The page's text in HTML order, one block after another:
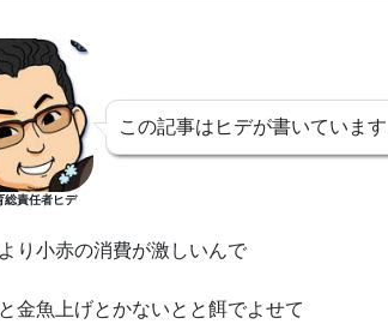
総責任者ヒデ
この記事はヒデが書いています
り小赤の消費が激しいんで
金魚上げとかないとと餌でよせて